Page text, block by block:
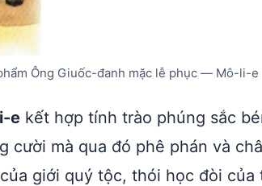
Ông Giuốc-đanh mặc lễ phục — Mô-li-e
e kết hợp tính trào phúng sắc
cười mà qua đó phê phán và
giới quý tộc, thói học đòi của